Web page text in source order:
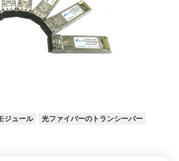
ジュール
光ファイバーのトランシーバー